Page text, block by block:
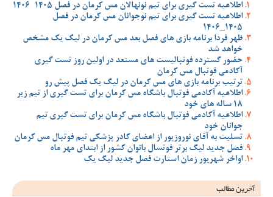
اطلاعیه تست گیری برای تیم نونهالان مس کرمان در فصل 1405-1406
اطلاعیه تست گیری برای تیم نوجوانان مس کرمان در فصل
1405_1406
ظهر فردا برنامه بازی های فصل بعد مس کرمان در لیگ یک مشخص
خواهد شد
حضور گسترده فوتبالیست های مستعد در اولین روز تست گیری
آکادمی فوتبال مس کرمان
ترتیب برنامه بازی های مس کرمان در لیگ یک فصل پیش رو
اطلاعیه آکادمی فوتبال باشگاه مس کرمان برای تست گیری از تیم زیر
18 ساله های خود
اطلاعیه آکادمی فوتبال باشگاه مس کرمان برای تست گیری تیم
جوانان خود
تسلیت به آقای نوروزپور از اعضای کادر پزشکی تیم فوتبال مس کرمان
فصل جدید لیگ برتر فوتسال بانوان کشور از ابتدای مهر ماه
اواخر شهریور زمان استارت فصل جدید لیگ یک
آخرین مطالب